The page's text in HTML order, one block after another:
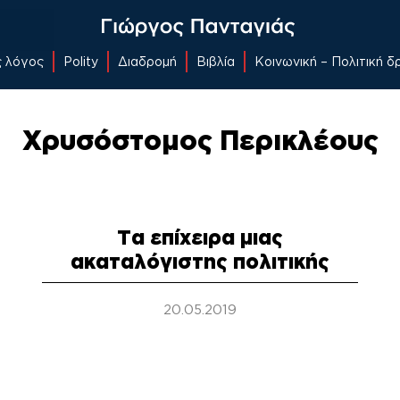
λόγος Polity Διαδρομή Βιβλία Κοινωνική – Πολιτική
Χρυσόστομος Περικλέους
Τα επίχειρα μιας
ακαταλόγιστης πολιτικής
20.05.2019